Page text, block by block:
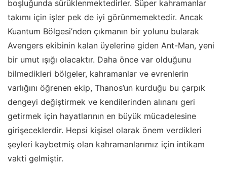
boşluğunda sürüklenmektedirler. Süper kahramanlar
takımı için işler pek de iyi görünmemektedir. Ancak
Kuantum Bölgesi’nden çıkmanın bir yolunu bularak
Avengers ekibinin kalan üyelerine giden Ant-Man, yeni
bir umut ışığı olacaktır. Daha önce var olduğunu
bilmedikleri bölgeler, kahramanlar ve evrenlerin
varlığını öğrenen ekip, Thanos’un kurduğu bu çarpık
dengeyi değiştirmek ve kendilerinden alınanı geri
getirmek için hayatlarının en büyük mücadelesine
girişeceklerdir. Hepsi kişisel olarak önem verdikleri
şeyleri kaybetmiş olan kahramanlarımız için intikam
vakti gelmiştir.